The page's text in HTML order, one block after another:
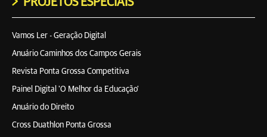
Vamos Ler - Geração Digital
Anuário Caminhos dos Campos Gerais
Revista Ponta Grossa Competitiva
Painel Digital 'O Melhor da Educação'
Anuário do Direito
Cross Duathlon Ponta Grossa